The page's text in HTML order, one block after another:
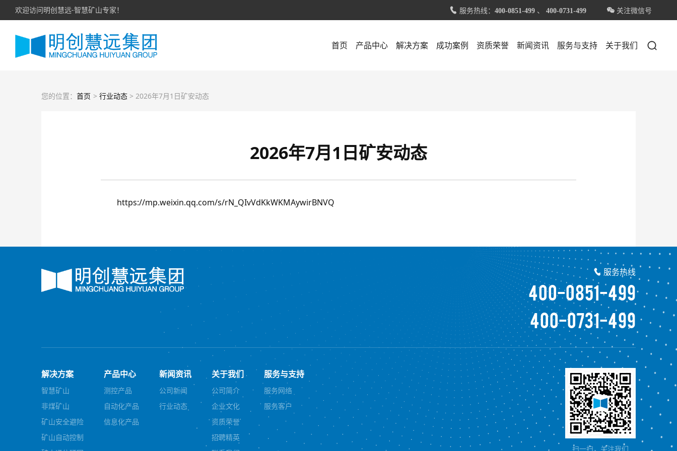
欢迎访问明创慧远-智慧矿山专家！  服务热线： 400-0851-499 、 400-0731-499  关注微信号
首页 产品中心 解决方案 成功案例 资质荣誉 新闻资讯 服务与支持 关于我们 
您的位置： 首页 > 行业动态 > 2026年7月1日矿安动态
2026年7月1日矿安动态
https://mp.weixin.qq.com/s/rN_QIvVdKkWKMAywirBNVQ
 服务热线
400-0851-499
400-0731-499
解决方案
智慧矿山
非煤矿山
矿山安全避险
矿山自动控制
产品中心
测控产品
自动化产品
信息化产品
新闻资讯
公司新闻
行业动态
关于我们
公司简介
企业文化
资质荣誉
招聘精英
服务与支持
服务网络
服务客户
扫一扫，关注我们